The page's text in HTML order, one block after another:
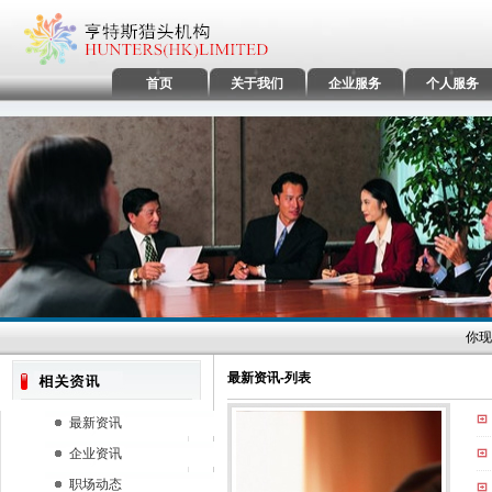
首页 关于我们 企业服务 个人服务
你
最新资讯
企业资讯
职场动态
最新资讯-列表